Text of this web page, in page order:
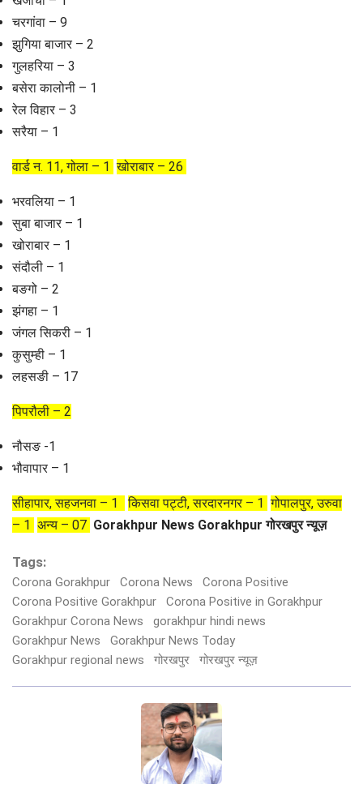
चरगांवा – 9
झुगिया बाजार – 2
गुलहरिया – 3
बसेरा कालोनी – 1
रेल विहार – 3
सरैया – 1
वार्ड न. 11, गोला – 1 खोराबार – 26
भरवलिया – 1
सुबा बाजार – 1
खोराबार – 1
संदौली – 1
बङगो – 2
झंगहा – 1
जंगल सिकरी – 1
कुसुम्ही – 1
लहसङी – 17
पिपरौली – 2
नौसङ -1
भौवापार – 1
सीहापार, सहजनवा – 1 किसवा पट्टी, सरदारनगर – 1 गोपालपुर, उरुवा
– 1 अन्य – 07 Gorakhpur News Gorakhpurगोरखपुर न्यूज़
Tags:
Corona Gorakhpur Corona News
Corona Positive
Corona Positive Gorakhpur
Corona Positive in Gorakhpur
Gorakhpur Corona News
gorakhpur hindi news
Gorakhpur News
Gorakhpur News Today
Gorakhpur regional news
गोरखपुर गोरखपुर न्यूज़